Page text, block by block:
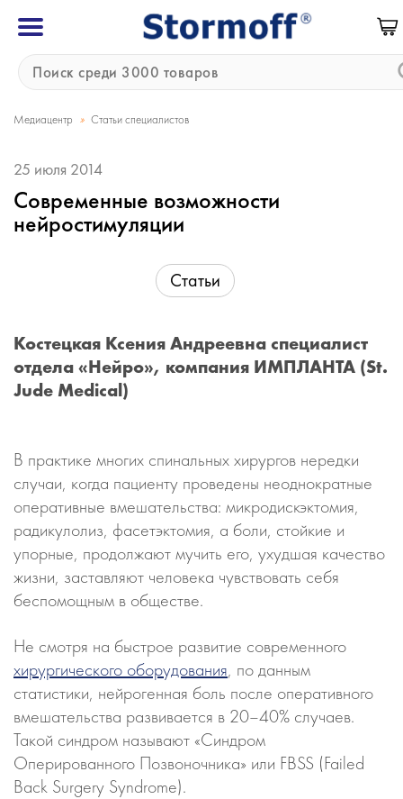
Медиацентр » Статьи специалистов
25 июля 2014
Современные возможности
нейростимуляции
Статьи
Костецкая Ксения Андреевна специалист
отдела «Нейро», компания ИМПЛАНТА (St.
Jude Medical)
В практике многих спинальных хирургов нередки
случаи, когда пациенту проведены неоднократные
оперативные вмешательства: микродискэктомия,
радикулолиз, фасетэктомия, а боли, стойкие и
упорные, продолжают мучить его, ухудшая качество
жизни, заставляют человека чувствовать себя
беспомощным в обществе.
Не смотря на быстрое развитие современного
хирургического оборудования, по данным
статистики, нейрогенная боль после оперативного
вмешательства развивается в 20–40% случаев.
Такой синдром называют «Синдром
Оперированного Позвоночника» или FBSS (Failed
Back Surgery Syndrome).